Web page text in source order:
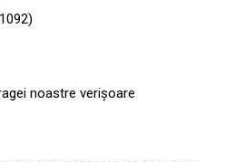
noastre verișoare